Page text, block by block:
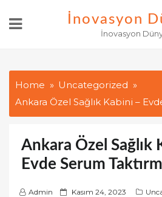
İnovasyon
İnovasyon
Home
Uncategorized
Ankara Özel Sağlık Kabini –
Ankara Özel Sağlık
Evde Serum
Admin
P Kasım 24, 2023